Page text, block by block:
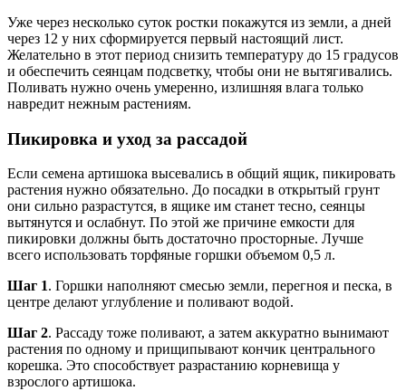
Уже через несколько суток ростки покажутся из земли, а дней
через 12 у них сформируется первый настоящий лист.
Желательно в этот период снизить температуру до 15 градусов
и обеспечить сеянцам подсветку, чтобы они не вытягивались.
Поливать нужно очень умеренно, излишняя влага только
навредит нежным растениям.
Пикировка и уход за рассадой
Если семена артишока высевались в общий ящик, пикировать
растения нужно обязательно. До посадки в открытый грунт
они сильно разрастутся, в ящике им станет тесно, сеянцы
вытянутся и ослабнут. По этой же причине емкости для
пикировки должны быть достаточно просторные. Лучше
всего использовать торфяные горшки объемом 0,5 л.
Шаг 1. Горшки наполняют смесью земли, перегноя и песка, в
центре делают углубление и поливают водой.
Шаг 2. Рассаду тоже поливают, а затем аккуратно вынимают
растения по одному и прищипывают кончик центрального
корешка. Это способствует разрастанию корневища у
взрослого артишока.